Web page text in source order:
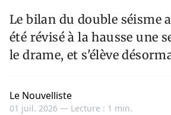
Le bilan du double séisme
été révisé à la hausse une
le drame, et s'élève
Le Nouvelliste
01 juil. 2026 — Lecture : 1 min.